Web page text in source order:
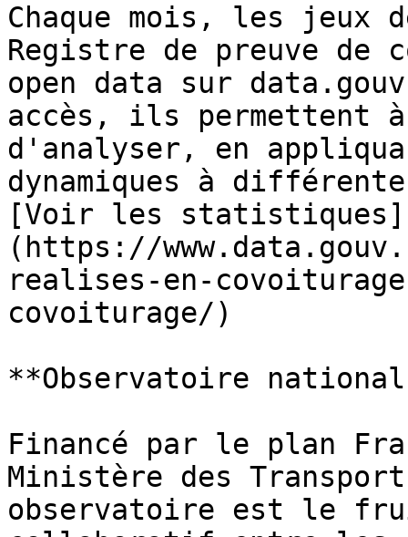
Chaque mois, les jeux
Registre de preuve de
open data sur
accès, ils permettent
d'analyser, en
dynamiques à
[Voir les statistiques]
(https://
realises-en-
covoiturage/)
**Observatoire
Financé par le plan
Ministère des
observatoire est le